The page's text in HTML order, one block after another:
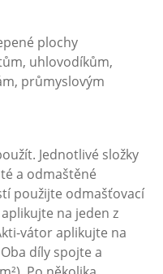
plochy
uhlovodíkům,
průmyslovým
Jednotlivé složky
a odmaštěné
použijte odmašťovací
na jeden z
vátor aplikujte na
díly spojte a